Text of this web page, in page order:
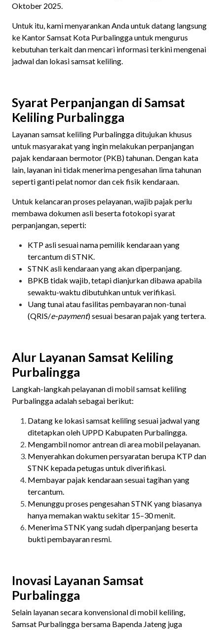
Oktober 2025.
Untuk itu, kami menyarankan Anda untuk datang langsung
ke Kantor Samsat Kota Purbalingga untuk mengurus
kebutuhan terkait dan mencari informasi terkini mengenai
jadwal dan lokasi samsat keliling.
Syarat Perpanjangan di Samsat
Keliling Purbalingga
Layanan samsat keliling Purbalingga ditujukan khusus
untuk masyarakat yang ingin melakukan perpanjangan
pajak kendaraan bermotor (PKB) tahunan. Dengan kata
lain, layanan ini tidak menerima pengesahan lima tahunan
seperti ganti pelat nomor dan cek fisik kendaraan.
Untuk kelancaran proses pelayanan, wajib pajak perlu
membawa dokumen asli beserta fotokopi syarat
perpanjangan, seperti:
KTP asli sesuai nama pemilik kendaraan yang
tercantum di STNK.
STNK asli kendaraan yang akan diperpanjang.
BPKB tidak wajib, tetapi dianjurkan dibawa apabila
sewaktu-waktu dibutuhkan untuk verifikasi.
Uang tunai atau fasilitas pembayaran non-tunai
(QRIS/e-payment) sesuai besaran pajak yang tertera.
Alur Layanan Samsat Keliling
Purbalingga
Langkah-langkah pelayanan di mobil samsat keliling
Purbalingga adalah sebagai berikut:
Datang ke lokasi samsat keliling sesuai jadwal yang
ditetapkan oleh UPPD Kabupaten Purbalingga.
Mengambil nomor antrean di area mobil pelayanan.
Menyerahkan dokumen persyaratan berupa KTP dan
STNK kepada petugas untuk diverifikasi.
Membayar pajak kendaraan sesuai tagihan yang
tercantum.
Menunggu proses pengesahan STNK yang biasanya
hanya memakan waktu sekitar 15–30 menit.
Menerima STNK yang sudah diperpanjang beserta
bukti pembayaran resmi.
Inovasi Layanan Samsat
Purbalingga
Selain layanan secara konvensional di mobil keliling,
Samsat Purbalingga bersama Bapenda Jateng juga